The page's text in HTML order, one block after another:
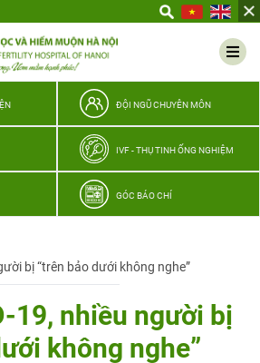
ĐỘI NGŨ CHUYÊN MÔN
IVF - THỤ TINH ỐNG NGHIỆM
GÓC BÁO CHÍ
bị “trên bảo dưới không nghe”
19, nhiều người bị
không nghe”